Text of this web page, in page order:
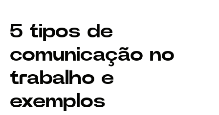
5 tipos de
comunicação no
trabalho e
exemplos